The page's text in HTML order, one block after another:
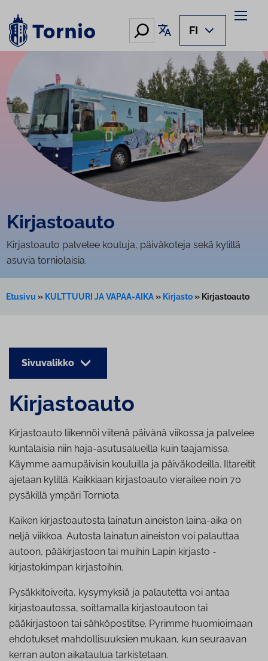
sisältöön
Hae Käännä sivu
FI
Kir­jas­toau­to
Kirjastoauto palvelee kouluja, päiväkoteja sekä kylillä
asuvia torniolaisia.
Etusivu » KULTTUURI JA VAPAA-AIKA» Kirjasto» Kirjastoauto
Sivuvalikko
Kir­jas­toau­to
Kirjastoauto liikennöi viitenä päivänä viikossa ja palvelee
kuntalaisia niin haja-asutusalueilla kuin taajamissa.
Käymme aamupäivisin kouluilla ja päiväkodeilla. Iltareitit
ajetaan kylillä. Kaikkiaan kirjastoauto vierailee noin 70
pysäkillä ympäri Torniota.
Kaiken kirjastoautosta lainatun aineiston laina-aika on
neljä viikkoa. Autosta lainatun aineiston voi palauttaa
autoon, pääkirjastoon tai muihin Lapin kirjasto -
kirjastokimpan kirjastoihin.
Pysäkkitoiveita, kysymyksiä ja palautetta voi antaa
kirjastoautossa, soittamalla kirjastoautoon tai
pääkirjastoon tai sähköpostitse. Pyrimme huomioimaan
ehdotukset mahdollisuuksien mukaan, kun seuraavan
kerran auton aikataulua tarkistetaan.